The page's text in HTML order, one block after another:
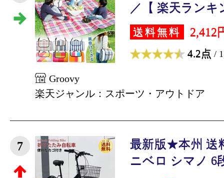
／【 楽天ランキ
送料無料 2,412
4.2点 /
Groovy
楽天ジャンル：スポーツ・アウトドア
7
最新版★本州 送
ニベロ シマノ 6